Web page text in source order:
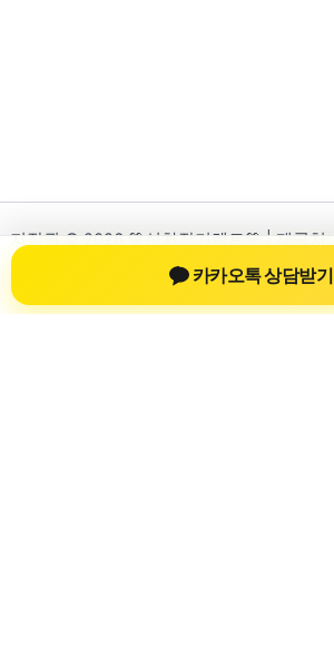
저작권 © 2026 💚신차장기렌트💚 | 제공처:
테마
카카오톡 상담받기